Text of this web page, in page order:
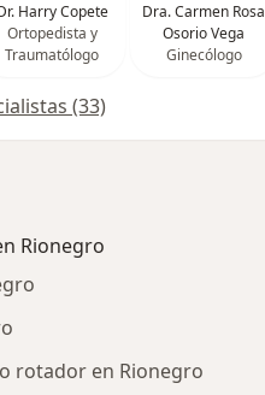
Harry Copete
Ortopedista y
Traumatólogo
Dra. Carmen Rosa
Osorio Vega
Ginecólogo
(33)
Rionegro
rotador en Rionegro